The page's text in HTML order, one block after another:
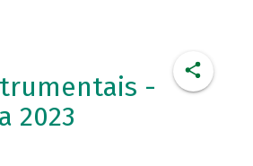
-
2023